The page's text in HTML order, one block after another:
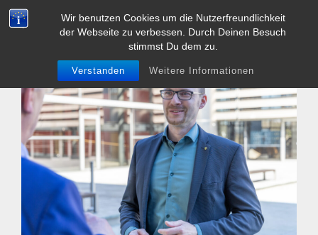
Wir benutzen Cookies um die Nutzerfreundlichkeit
der Webseite zu verbessen. Durch Deinen Besuch
stimmst Du dem zu.
Verstanden Weitere Informationen
Zum
Inhalt
Tobias Heller
Main